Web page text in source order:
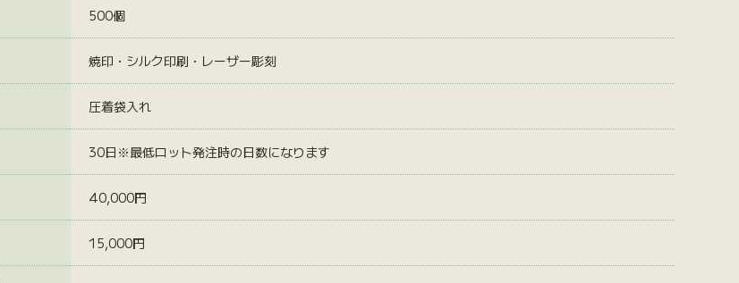
500個
焼印・シルク印刷・レーザー彫刻
圧着袋入れ
30日※最低ロット発注時の日数になります
40,000円
15,000円